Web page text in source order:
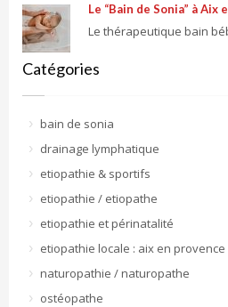
Le “Bain de Sonia” à Aix
Le thérapeutique bain
Catégories
bain de sonia
drainage lymphatique
etiopathie & sportifs
etiopathie / etiopathe
etiopathie et périnatalité
etiopathie locale : aix en provence
naturopathie / naturopathe
ostéopathe